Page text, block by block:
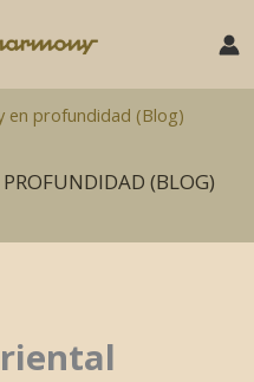
en profundidad (Blog)
(BLOG)